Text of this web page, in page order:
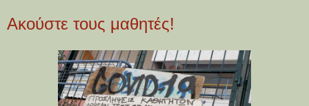
Ακούστε τους μαθητές!